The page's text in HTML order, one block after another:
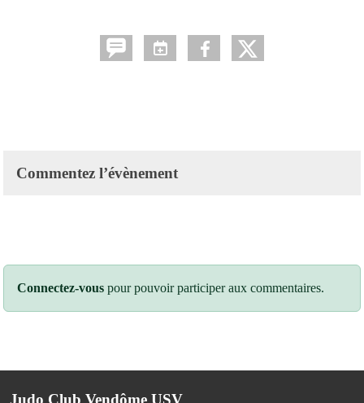
Commentez l’évènement
Connectez-vous pour pouvoir participer aux commentaires.
Judo Club Vendôme USV